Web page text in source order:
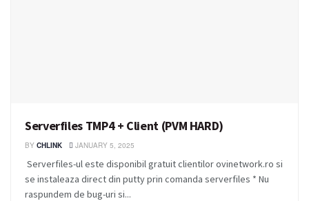
Serverfiles TMP4 + Client (PVM HARD)
BY CHLINK JANUARY 5, 2025
Serverfiles-ul este disponibil gratuit clientilor ovinetwork.ro si
se instaleaza direct din putty prin comanda serverfiles * Nu
raspundem de bug-uri si...